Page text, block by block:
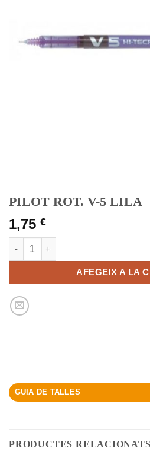
PILOT ROT. V-5 LILA
1,75 €
quantitat de PILOT ROT. V-5 LILA
AFEGEIX A LA
GUIA DE TALLES
PRODUCTES RELACIONATS